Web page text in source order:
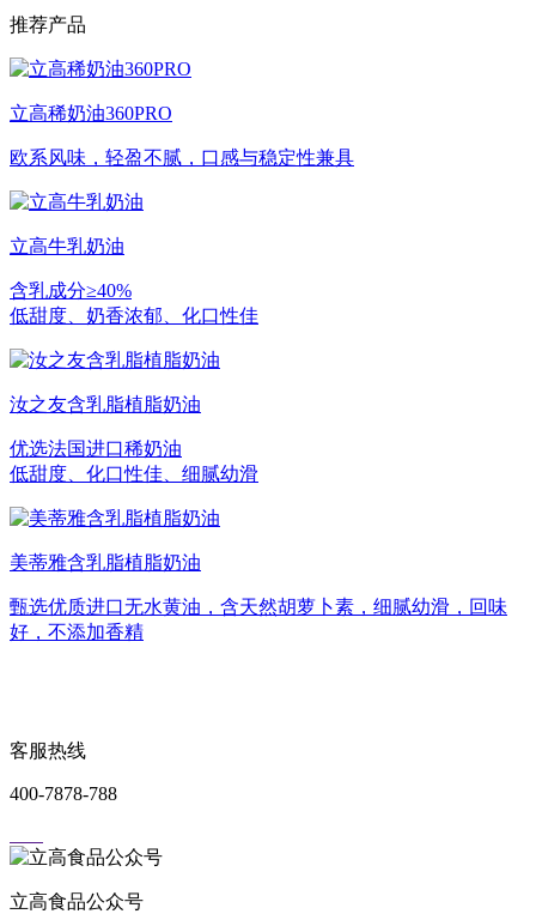
推荐产品
立高稀奶油360PRO
欧系风味，轻盈不腻，口感与稳定性兼具
立高牛乳奶油
含乳成分≥40%
低甜度、奶香浓郁、化口性佳
汝之友含乳脂植脂奶油
优选法国进口稀奶油
低甜度、化口性佳、细腻幼滑
美蒂雅含乳脂植脂奶油
甄选优质进口无水黄油，含天然胡萝卜素，细腻幼滑，回味
好，不添加香精
客服热线
400-7878-788
立高食品公众号